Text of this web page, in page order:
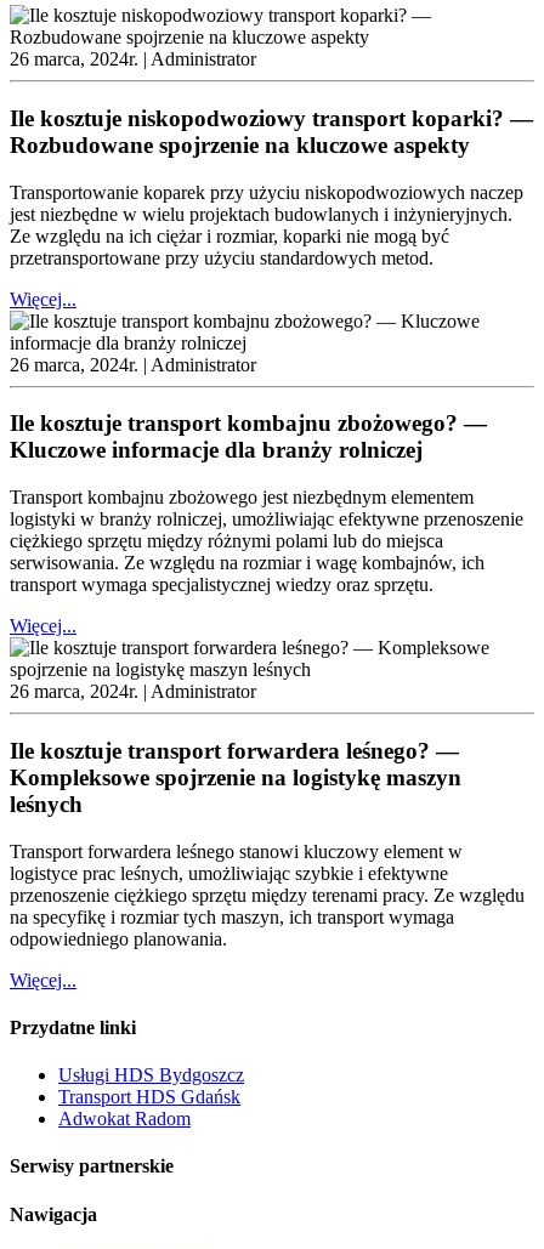
26 marca, 2024r. | Administrator
Ile kosztuje niskopodwoziowy transport koparki? —
Rozbudowane spojrzenie na kluczowe aspekty
Transportowanie koparek przy użyciu niskopodwoziowych naczep
jest niezbędne w wielu projektach budowlanych i inżynieryjnych.
Ze względu na ich ciężar i rozmiar, koparki nie mogą być
przetransportowane przy użyciu standardowych metod.
Więcej...
26 marca, 2024r. | Administrator
Ile kosztuje transport kombajnu zbożowego? —
Kluczowe informacje dla branży rolniczej
Transport kombajnu zbożowego jest niezbędnym elementem
logistyki w branży rolniczej, umożliwiając efektywne przenoszenie
ciężkiego sprzętu między różnymi polami lub do miejsca
serwisowania. Ze względu na rozmiar i wagę kombajnów, ich
transport wymaga specjalistycznej wiedzy oraz sprzętu.
Więcej...
26 marca, 2024r. | Administrator
Ile kosztuje transport forwardera leśnego? —
Kompleksowe spojrzenie na logistykę maszyn
leśnych
Transport forwardera leśnego stanowi kluczowy element w
logistyce prac leśnych, umożliwiając szybkie i efektywne
przenoszenie ciężkiego sprzętu między terenami pracy. Ze względu
na specyfikę i rozmiar tych maszyn, ich transport wymaga
odpowiedniego planowania.
Więcej...
Przydatne linki
Usługi HDS Bydgoszcz
Transport HDS Gdańsk
Adwokat Radom
Serwisy partnerskie
Nawigacja